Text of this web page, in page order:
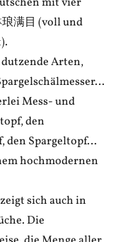
满⽬ (voll und
Arten,
Mess- und
den
den Spargeltopf…
hochmodernen
sich auch in
Die